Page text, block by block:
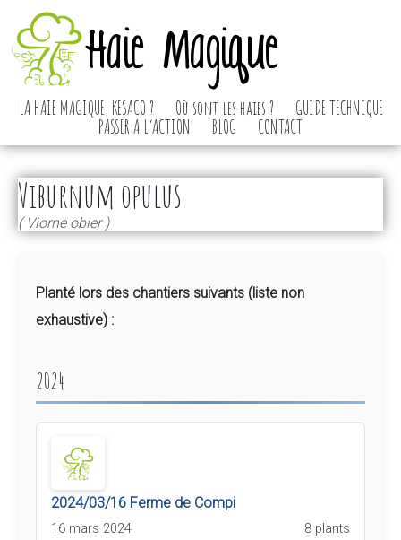
Haie Magique
LA HAIE MAGIQUE, KESACO ? Où sont les haies ?
GUIDE TECHNIQUE
PASSER A L’ACTION
BLOG CONTACT
Viburnum opulus
( Viorne obier )
Planté lors des chantiers suivants (liste non
exhaustive) :
2024
2024/03/16 Ferme de Compi
16 mars 2024 8 plants